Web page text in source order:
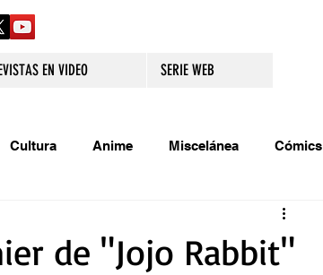
EN VIDEO SERIE WEB
Cultura Anime Miscelánea Cómics
de "Jojo Rabbit"